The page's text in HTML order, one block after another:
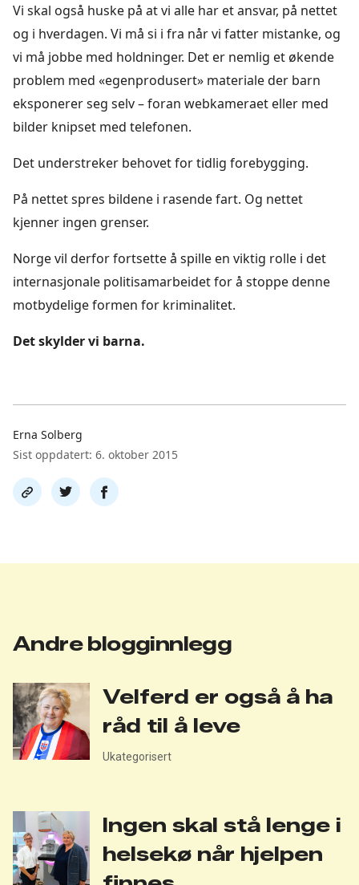
Vi skal også huske på at vi alle har et ansvar, på nettet
og i hverdagen. Vi må si i fra når vi fatter mistanke, og
vi må jobbe med holdninger. Det er nemlig et økende
problem med «egenprodusert» materiale der barn
eksponerer seg selv – foran webkameraet eller med
bilder knipset med telefonen.
Det understreker behovet for tidlig forebygging.
På nettet spres bildene i rasende fart. Og nettet
kjenner ingen grenser.
Norge vil derfor fortsette å spille en viktig rolle i det
internasjonale politisamarbeidet for å stoppe denne
motbydelige formen for kriminalitet.
Det skylder vi barna.
Erna Solberg
Sist oppdatert: 6. oktober 2015
Del
link
Del
på
Del
på
Andre blogginnlegg
Velferd er også å ha
råd til å leve
Ukategorisert
Ingen skal stå lenge i
helsekø når hjelpen